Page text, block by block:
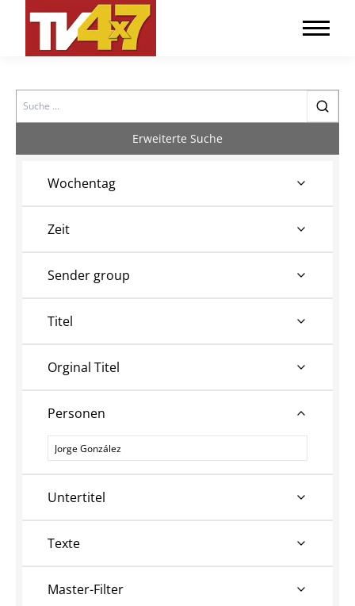
Search
Erweiterte Suche
Wochentag
Zeit
Sender group
Titel
Orginal Titel
Personen
Personen
Untertitel
Texte
Master-Filter